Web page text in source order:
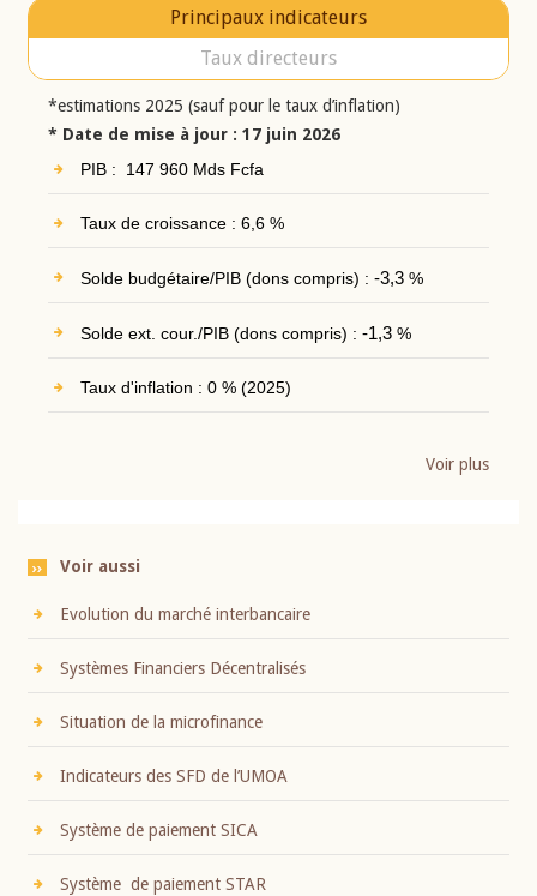
Principaux indicateurs
Taux directeurs
*estimations 2025 (sauf pour le taux d’inflation)
* Date de mise à jour : 17 juin 2026
PIB : 147 960 Mds Fcfa
Taux de croissance : 6,6 %
Solde budgétaire/PIB (dons compris) : -3,3%
Solde ext. cour./PIB (dons compris) : -1,3%
Taux d'inflation : 0 % (2025)
Voir plus
Voir aussi
Evolution du marché interbancaire
Systèmes Financiers Décentralisés
Situation de la microfinance
Indicateurs des SFD de l’UMOA
Système de paiement SICA
Système de paiement STAR